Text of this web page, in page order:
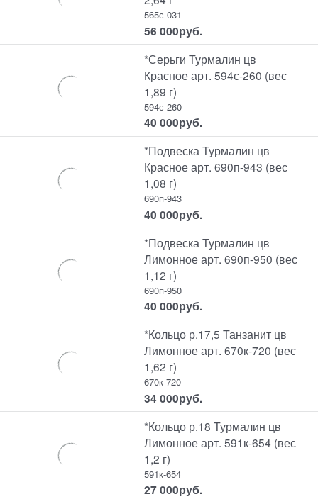
565с-031
56 000руб.
*Серьги Турмалин цв
Красное арт. 594с-260 (вес
1,89 г)
594с-260
40 000руб.
*Подвеска Турмалин цв
Красное арт. 690п-943 (вес
1,08 г)
690п-943
40 000руб.
*Подвеска Турмалин цв
Лимонное арт. 690п-950 (вес
1,12 г)
690п-950
40 000руб.
*Кольцо р.17,5 Танзанит цв
Лимонное арт. 670к-720 (вес
1,62 г)
670к-720
34 000руб.
*Кольцо р.18 Турмалин цв
Лимонное арт. 591к-654 (вес
1,2 г)
591к-654
27 000руб.